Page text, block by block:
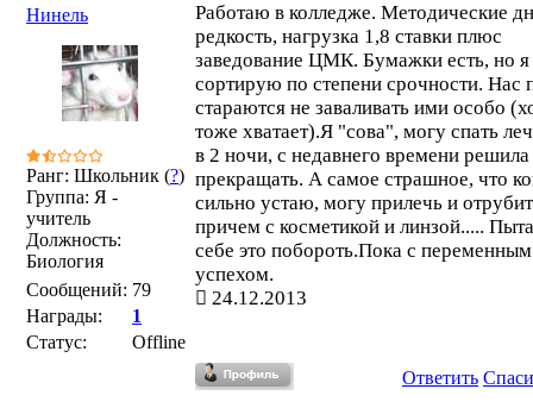
Нинель
Ранг: Школьник (?)
Группа: Я -
учитель
Должность:
Биология
Сообщений: 79
Награды:
1
Статус:
Offline
Работаю в колледже. Методические
редкость, нагрузка 1,8 ставки плюс
заведование ЦМК. Бумажки есть, но
сортирую по степени срочности. Нас
стараются не заваливать ими особо
тоже хватает).Я "сова", могу спать
в 2 ночи, с недавнего времени решила
прекращать. А самое страшное, что
сильно устаю, могу прилечь и
причем с косметикой и линзой.....
себе это побороть.Пока с переменным
успехом.
24.12.2013
Ответить